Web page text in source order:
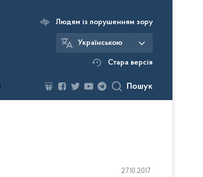
Людям із порушенням зору
Українською
Стара версія
Пошук
27.10.2017